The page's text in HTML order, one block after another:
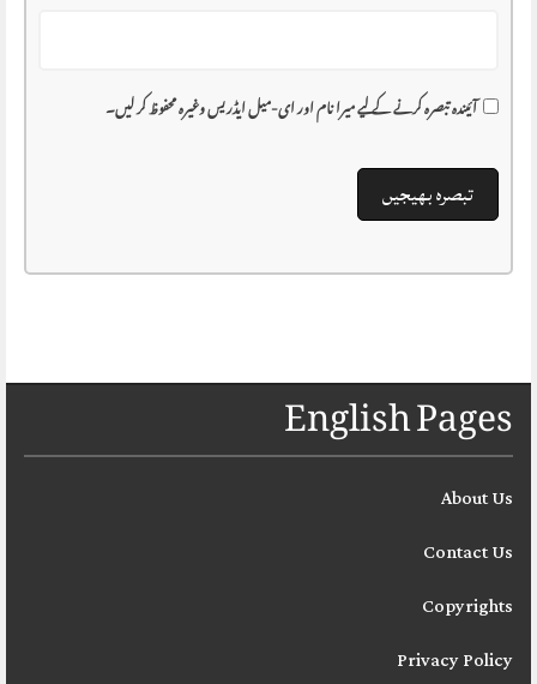
آئیندہ تبصرہ کرنے کے لیے میرا نام اور ای-میل ایڈریس وغیرہ محفوظ کر لیں۔
English Pages
About Us
Contact Us
Copyrights
Privacy Policy